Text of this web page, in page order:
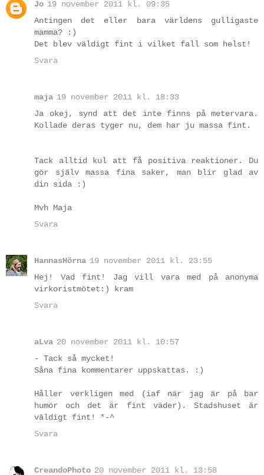
Jo 19 november 2011 kl. 09:35
Antingen det eller bara världens gulligaste
mamma? :)
Det blev väldigt fint i vilket fall som helst!
Svara
maja 19 november 2011 kl. 18:33
Ja okej, synd att det inte finns på metervara.
Kollade deras tyger nu, dem har ju massa fint.
Tack alltid kul att få positiva reaktioner. Du
gör själv massa fina saker, man blir glad av
din sida :)
Mvh Maja
Svara
HannasHörna 19 november 2011 kl. 23:55
Hej! Vad fint! Jag vill vara med på anonyma
virkoristmötet:) kram
Svara
aLva 20 november 2011 kl. 10:57
- Tack så mycket!
Såna fina kommentarer uppskattas. :)
Håller verkligen med (iaf när jag är på bar
humör och det är fint väder). Stadshuset är
väldigt fint! *-^
Svara
CreandoPhoto 20 november 2011 kl. 13:58